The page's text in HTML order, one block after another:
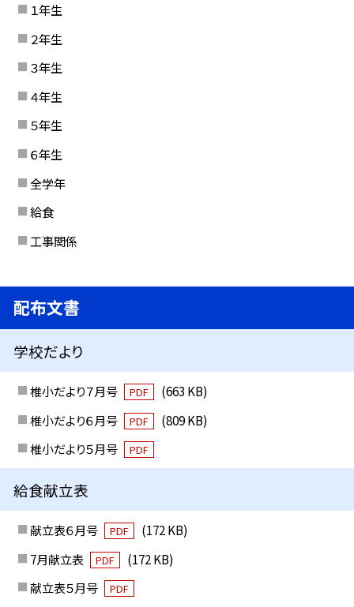
１年生
２年生
３年生
４年生
５年生
６年生
全学年
給食
工事関係
配布文書
学校だより
椎小だより７月号 PDF
(663 KB)
椎小だより６月号
PDF
(809 KB)
椎小だより５月号
PDF
給食献立表
献立表６月号 PDF
(172 KB)
7月献立表
PDF
(172 KB)
献立表５月号
PDF